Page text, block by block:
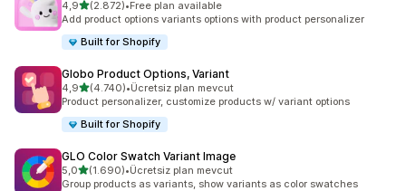
4,95 yıldız üzerinden
(2.872)
toplam 2872 değerlendirme
•Free plan available
Add product options variants options with product personalizer
Built for Shopify
Globo Product Options, Variant
4,95 yıldız üzerinden
(4.740)
toplam 4740 değerlendirme
•Ücretsiz plan mevcut
Product personalizer, customize products w/ variant options
Built for Shopify
GLO Color Swatch Variant Image
5,05 yıldız üzerinden
(1.690)
toplam 1690 değerlendirme
•Ücretsiz plan mevcut
Group products as variants, show variants as color swatches